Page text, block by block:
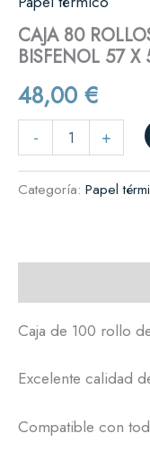
CAJA 80
BISFENOL 57
48,00 €
- +
Categoría: Papel
Caja de 100 rollo
Excelente calidad
Compatible con